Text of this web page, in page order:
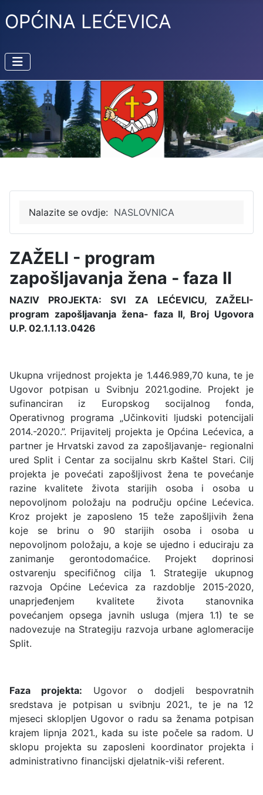
OPĆINA LEĆEVICA
Nalazite se ovdje: NASLOVNICA
ZAŽELI - program
zapošljavanja žena - faza II
NAZIV PROJEKTA: SVI ZA LEĆEVICU, ZAŽELI-
program zapošljavanja žena- faza II, Broj Ugovora
U.P. 02.1.1.13.0426
Ukupna vrijednost projekta je 1.446.989,70 kuna, te je
Ugovor potpisan u Svibnju 2021.godine. Projekt je
sufinanciran iz Europskog socijalnog fonda,
Operativnog programa „Učinkoviti ljudski potencijali
2014.-2020.”. Prijavitelj projekta je Općina Lećevica, a
partner je Hrvatski zavod za zapošljavanje- regionalni
ured Split i Centar za socijalnu skrb Kaštel Stari. Cilj
projekta je povećati zapošljivost žena te povećanje
razine kvalitete života starijih osoba i osoba u
nepovoljnom položaju na području općine Lećevica.
Kroz projekt je zaposleno 15 teže zapošljivih žena
koje se brinu o 90 starijih osoba i osoba u
nepovoljnom položaju, a koje se ujedno i educiraju za
zanimanje gerontodomaćice. Projekt doprinosi
ostvarenju specifičnog cilja 1. Strategije ukupnog
razvoja Općine Lećevica za razdoblje 2015-2020,
unaprjeđenjem kvalitete života stanovnika
povećanjem opsega javnih usluga (mjera 1.1) te se
nadovezuje na Strategiju razvoja urbane aglomeracije
Split.
Faza projekta: Ugovor o dodjeli bespovratnih
sredstava je potpisan u svibnju 2021., te je na 12
mjeseci sklopljen Ugovor o radu sa ženama potpisan
krajem lipnja 2021., kada su iste počele sa radom. U
sklopu projekta su zaposleni koordinator projekta i
administrativno financijski djelatnik-viši referent.